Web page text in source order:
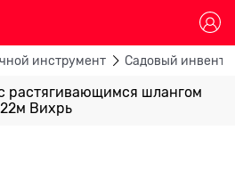
инструмент Садовый
растягивающимся шлангом
22м Вихрь